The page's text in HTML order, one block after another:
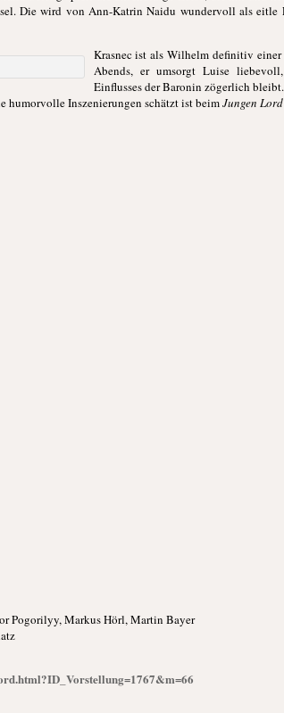
Die wird von Ann-Katrin Naidu wundervoll als
Krasnec ist als Wilhelm definitiv einer
Abends, er umsorgt Luise
Einflusses der Baronin zögerlich bleibt.
humorvolle Inszenierungen schätzt ist beimJungen Lord
Pogorilyy, Markus Hörl, Martin Bayer